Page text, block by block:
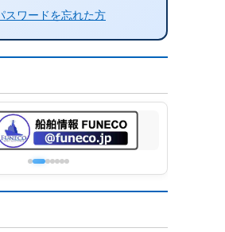
スワードを忘れた方